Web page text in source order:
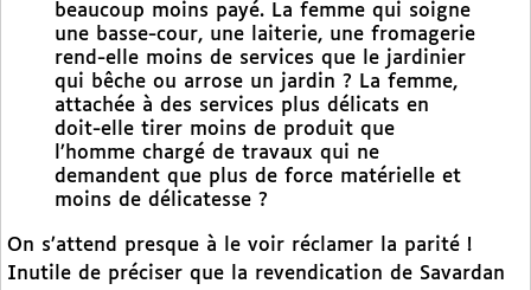
beaucoup moins payé. La femme qui soigne
une basse-cour, une laiterie, une fromagerie
rend-elle moins de services que le jardinier
qui bêche ou arrose un jardin ? La femme,
attachée à des services plus délicats en
doit-elle tirer moins de produit que
l’homme chargé de travaux qui ne
demandent que plus de force matérielle et
moins de délicatesse ?
On s’attend presque à le voir réclamer la parité !
Inutile de préciser que la revendication de Savardan